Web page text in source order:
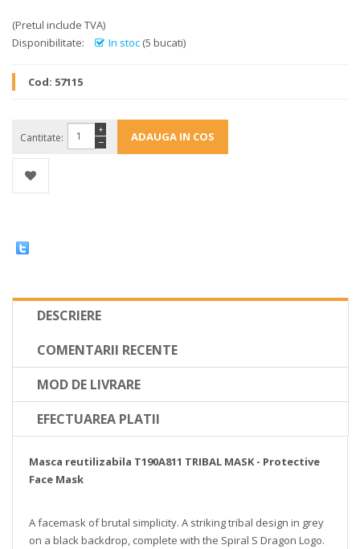
(Pretul include TVA)
Disponibilitate:
In stoc (5 bucati)
Cod: 57115
Cantitate: −
+
DESCRIERE
COMENTARII RECENTE
MOD DE LIVRARE
EFECTUAREA PLATII
Masca reutilizabila T190A811 TRIBAL MASK - Protective
Face Mask
A facemask of brutal simplicity. A striking tribal design in grey
on a black backdrop, complete with the Spiral S Dragon Logo.